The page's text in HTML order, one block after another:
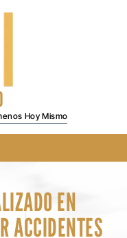
Hoy Mismo
EN
ACCIDENTES